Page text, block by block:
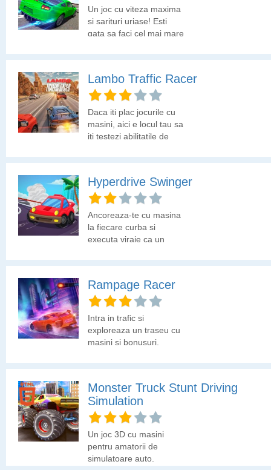
Un joc cu viteza maxima
si sarituri uriase! Esti
gata sa faci cel mai mare
Lambo Traffic Racer
Daca iti plac jocurile cu
masini, aici e locul tau sa
iti testezi abilitatile de
Hyperdrive Swinger
Ancoreaza-te cu masina
la fiecare curba si
executa viraje ca un
perfecte recompense in
puncte.
Rampage Racer
Intra in trafic si
exploreaza un traseu cu
masini si bonusuri.
Monster Truck Stunt Driving
Simulation
Un joc 3D cu masini
pentru amatorii de
simulatoare auto.